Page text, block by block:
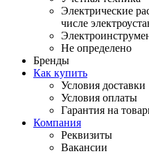
Электрические
числе
Не определено
Бренды
Как купить
Условия доставки
Условия оплаты
Гарантия на
Компания
Реквизиты
Вакансии